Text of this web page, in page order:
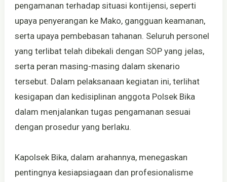
pengamanan terhadap situasi kontijensi, seperti
upaya penyerangan ke Mako, gangguan keamanan,
serta upaya pembebasan tahanan. Seluruh personel
yang terlibat telah dibekali dengan SOP yang jelas,
serta peran masing-masing dalam skenario
tersebut. Dalam pelaksanaan kegiatan ini, terlihat
kesigapan dan kedisiplinan anggota Polsek Bika
dalam menjalankan tugas pengamanan sesuai
dengan prosedur yang berlaku.
Kapolsek Bika, dalam arahannya, menegaskan
pentingnya kesiapsiagaan dan profesionalisme